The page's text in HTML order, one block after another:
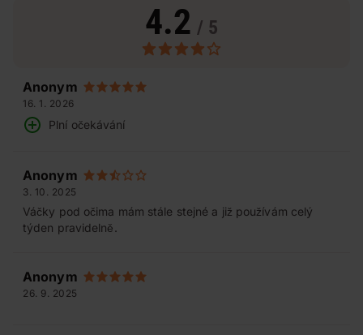
4.2 / 5
Anonym
16. 1. 2026
Plní očekávání
Anonym
3. 10. 2025
Váčky pod očima mám stále stejné a již používám celý
týden pravidelně.
Anonym
26. 9. 2025